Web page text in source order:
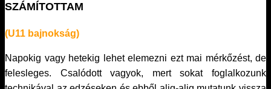
SZÁMÍTOTTAM
(U11 bajnokság)
Napokig vagy hetekig lehet elemezni ezt mai mérkőzést, de
felesleges. Csalódott vagyok, mert sokat foglalkozunk